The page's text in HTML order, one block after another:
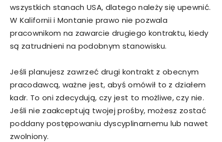
wszystkich stanach USA, dlatego należy się upewnić.
W Kalifornii i Montanie prawo nie pozwala
pracownikom na zawarcie drugiego kontraktu, kiedy
są zatrudnieni na podobnym stanowisku.
Jeśli planujesz zawrzeć drugi kontrakt z obecnym
pracodawcą, ważne jest, abyś omówił to z działem
kadr. To oni zdecydują, czy jest to możliwe, czy nie.
Jeśli nie zaakceptują twojej prośby, możesz zostać
poddany postępowaniu dyscyplinarnemu lub nawet
zwolniony.